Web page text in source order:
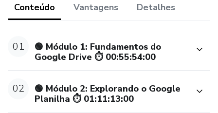
🔐 Utilize validação de dados e aprenda sobre
IMPORTJSON e outras ferramentas.
🔄 CURSO EM CONSTANTE ATUALIZAÇÃO, ACESSO
ILIMITADO. 📚🔧
Além disso, teremos projetos práticos onde aplicamos os
Conteúdo Vantagens Detalhes
01
🟢 Módulo 1: Fundamentos do
Google Drive ⏱ 00:55:54:00
02
🟢 Módulo 2: Explorando o Google
Planilha ⏱ 01:11:13:00